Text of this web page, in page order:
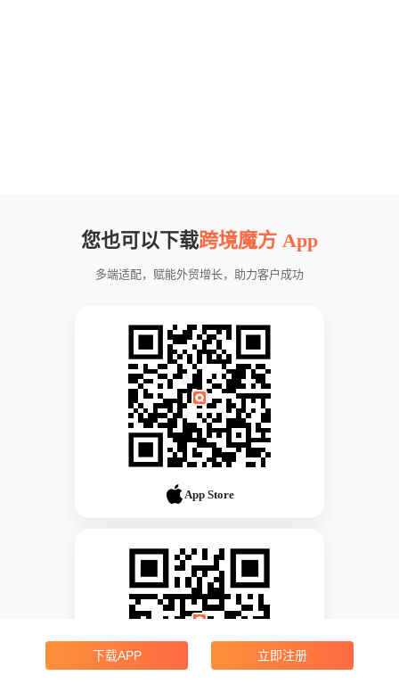
您也可以下载跨境魔方 App
多端适配，赋能外贸增长，助力客户成功
App Store
下载APP 立即注册